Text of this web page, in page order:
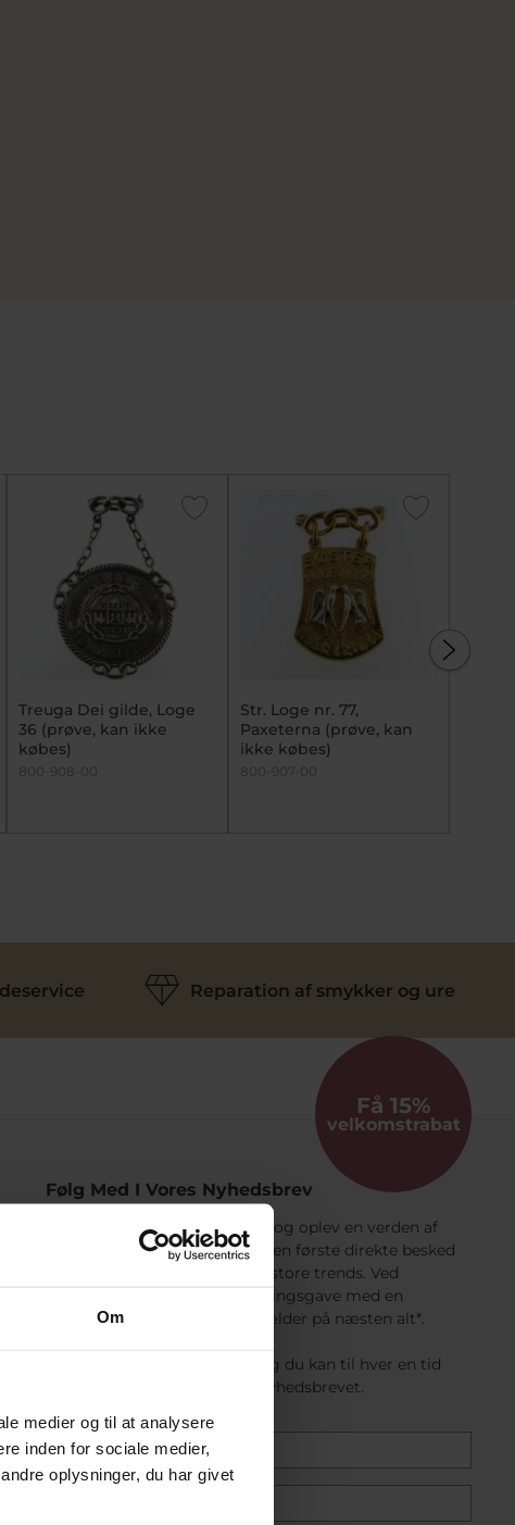
Om
medier og til at analysere
inden for sociale medier,
oplysninger, du har givet
Treuga Dei gilde, Loge
36 (prøve, kan ikke
købes)
800-908-00
Str. Loge nr. 77,
Paxeterna (prøve, kan
ikke købes)
800-907-00
Reparation af smykker og ure
Få 15%
velkomstrabat
Følg Med I Vores Nyhedsbrev
Tilmeld dig vores nyhedsbrev og oplev en verden af
smykker og ure. Du får som den første direkte besked
om tilbud, nyheder og tidens store trends. Ved
tilmelding giver vi en indflytningsgave med en
velkomstrabat på 15% som gælder på næsten alt*.
Det er gratis at tilmelde sig og du kan til hver en tid
afmelde dig nemt nederst i nyhedsbrevet.